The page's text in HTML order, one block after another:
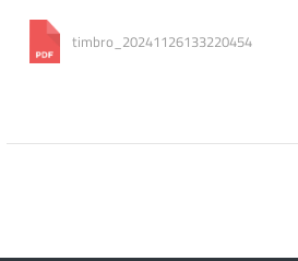
timbro_20241126133220454